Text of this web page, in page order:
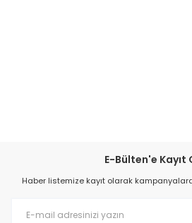
E-Bülten'e Kayıt
Haber listemize kayıt olarak